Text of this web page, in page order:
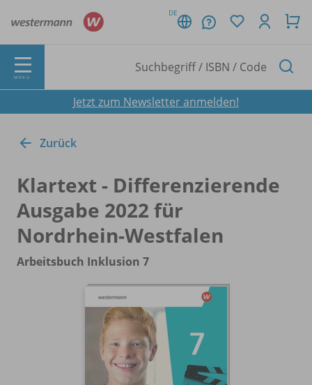
DE
MENÜ
Jetzt zum Newsletter anmelden!
Zurück
Klartext - Differenzierende
Ausgabe 2022 für
Nordrhein-Westfalen
Arbeitsbuch Inklusion 7